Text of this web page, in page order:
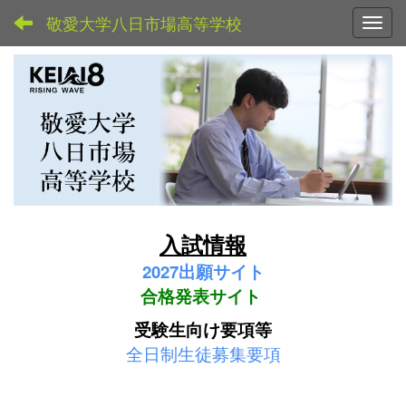
敬愛大学八日市場高等学校
入試情報
2027出願サイト
合格発表サイト
受験生向け要項等
全日制生徒募集要項